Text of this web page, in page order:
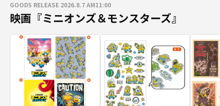
GOODS RELEASE 2026.8.7 AM11:00
映画『ミニオンズ＆モンスターズ』